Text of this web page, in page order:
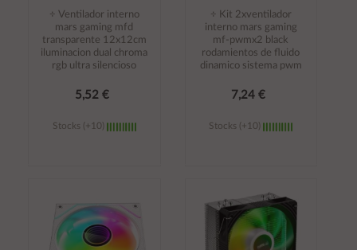
÷ Ventilador interno
mars gaming mfd
transparente 12x12cm
iluminacion dual chroma
rgb ultra silencioso
5,52 €
Stocks (+10)
carrito
÷ Kit 2xventilador
interno mars gaming
mf-pwmx2 black
rodamientos de fluido
dinamico sistema pwm
7,24 €
Stocks (+10)
carrito